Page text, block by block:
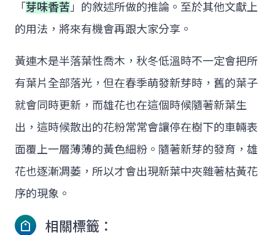
「 芽味香苦」的敘述所做的推論。至於其他文獻上
的用法，將來有機會再跟大家分享。
黃連木是半落葉性喬木，秋冬低溫時不一定會把所
有葉片全部落光，但在春季萌發新芽時，舊的葉子
就會同時更新，而雄花也在這個時候隨著新葉生
出，這時候散出的花粉常常會讓停在樹下的車輛表
面覆上一層薄薄的黃色細粉。隨著新芽的發育，雄
花也逐漸凋萎，所以才會出現新葉中夾雜著枯黃花
序的現象。
相關標籤：